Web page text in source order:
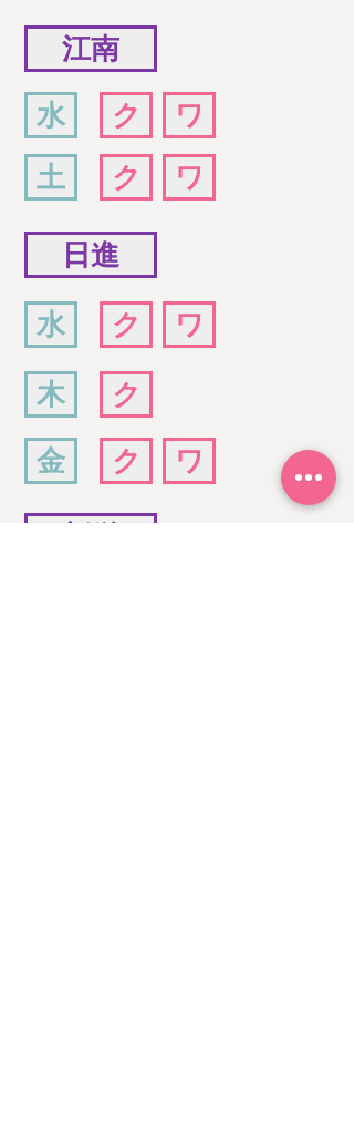
江南
水
土
ク
ワ
ク
ワ
日進
水 ク ワ
木
ク
金
ク ワ